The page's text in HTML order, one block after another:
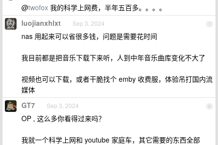
@twofox 我的科学上网费，半年五百多。。。。
7
luojianxhlxt Sep 3, 2024
nas 用起来可以省很多钱，问题是需要花时间
我目前都是把音乐下载下来听，人到中年音乐曲库变化不大了
视频也可以下载，或者干脆找个 emby 收费服，体验吊打国内流
媒体
8
GT7 Sep 3, 2024
OP , 这么多你看得过来吗？
我就一个科学上网和 youtube 家庭车，其它需要的东西全部